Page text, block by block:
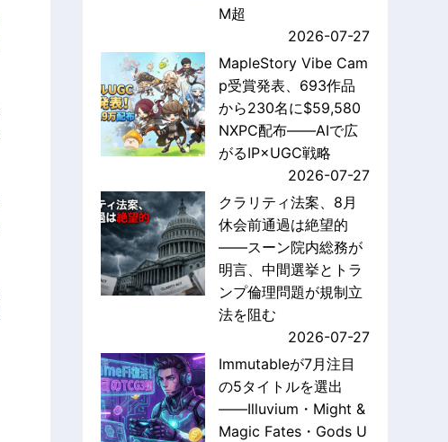
M超
2026-07-27
MapleStory Vibe Cam
p受賞発表、693作品
から230名に$59,580
NXPC配布——AIで広
がるIP×UGC戦略
2026-07-27
クラリティ法案、8月
休会前通過は絶望的
——スーン院内総務が
明言、中間選挙とトラ
ンプ倫理問題が規制立
法を阻む
2026-07-27
Immutableが7月注目
の5タイトルを選出
——Illuvium・Might &
Magic Fates・Gods U